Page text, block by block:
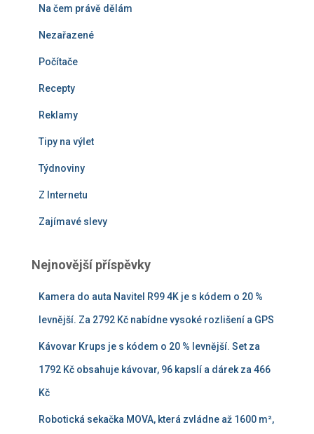
Na čem právě dělám
Nezařazené
Počítače
Recepty
Reklamy
Tipy na výlet
Týdnoviny
Z Internetu
Zajímavé slevy
Nejnovější příspěvky
Kamera do auta Navitel R99 4K je s kódem o 20 %
levnější. Za 2792 Kč nabídne vysoké rozlišení a GPS
Kávovar Krups je s kódem o 20 % levnější. Set za
1792 Kč obsahuje kávovar, 96 kapslí a dárek za 466
Kč
Robotická sekačka MOVA, která zvládne až 1600 m²,